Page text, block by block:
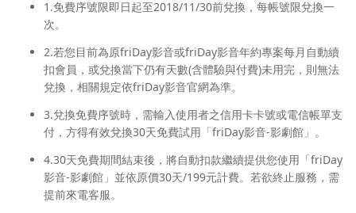
1.免費序號限即日起至2018/11/30前兌換，每帳號限兌換一
次。
2.若您目前為原friDay影音或friDay影音年約專案每月自動續
扣會員，或兌換當下仍有天數(含體驗與付費)未用完，則無法
兌換，相關規定依friDay影音官網為準。
3.兌換免費序號時，需輸入使用者之信用卡卡號或電信帳單支
付，方得有效兌換30天免費試用「friDay影音-影劇館」。
4.30天免費期間結束後，將自動扣款繼續提供您使用「friDay
影音-影劇館」並依原價30天/199元計費。若欲終止服務，需
提前來電客服。